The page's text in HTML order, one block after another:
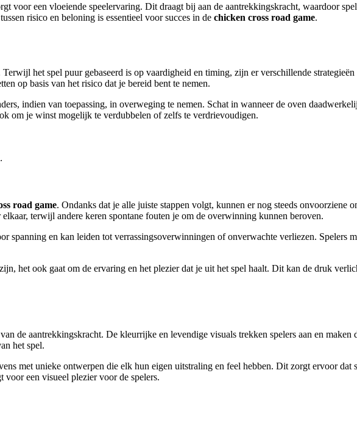
voor een vloeiende speelervaring. Dit draagt bij aan de aantrekkingskracht, waardoor
risico en beloning is essentieel voor succes in de chicken cross road game.
Terwijl het spel puur gebaseerd is op vaardigheid en timing, zijn er verschillende
op basis van het risico dat je bereid bent te nemen.
indien van toepassing, in overweging te nemen. Schat in wanneer de oven
om je winst mogelijk te verdubbelen of zelfs te verdrievoudigen.
road game. Ondanks dat je alle juiste stappen volgt, kunnen er nog steeds onvoorziene
terwijl andere keren spontane fouten je om de overwinning kunnen beroven.
spanning en kan leiden tot verrassingsoverwinningen of onverwachte verliezen. Spelers
het ook gaat om de ervaring en het plezier dat je uit het spel haalt. Dit kan de druk
de aantrekkingskracht. De kleurrijke en levendige visuals trekken spelers aan en maken
het spel.
met unieke ontwerpen die elk hun eigen uitstraling en feel hebben. Dit zorgt ervoor dat
een visueel plezier voor de spelers.